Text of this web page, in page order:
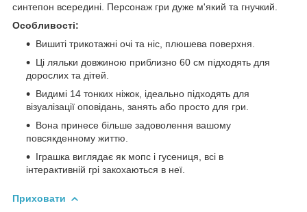
синтепон всередині. Персонаж гри дуже м'який та гнучкий.
Особливості:
Вишиті трикотажні очі та ніс, плюшева поверхня.
Ці ляльки довжиною приблизно 60 см підходять для
дорослих та дітей.
Видимі 14 тонких ніжок, ідеально підходять для
візуалізації оповідань, занять або просто для гри.
Вона принесе більше задоволення вашому
повсякденному життю.
Іграшка виглядає як мопс і гусениця, всі в
інтерактивній грі закохаються в неї.
Приховати